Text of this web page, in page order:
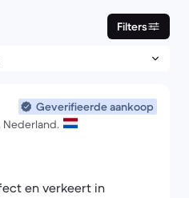
Filters
Geverifieerde aankoop
Nederland.
en verkeert in